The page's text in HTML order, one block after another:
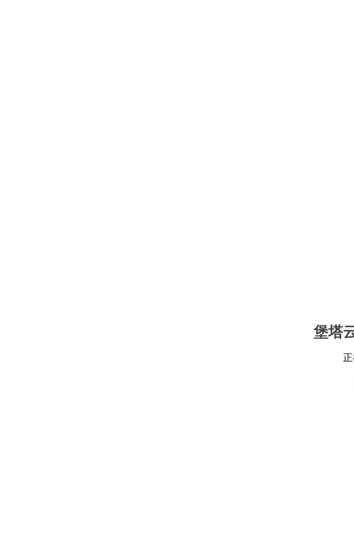
堡塔